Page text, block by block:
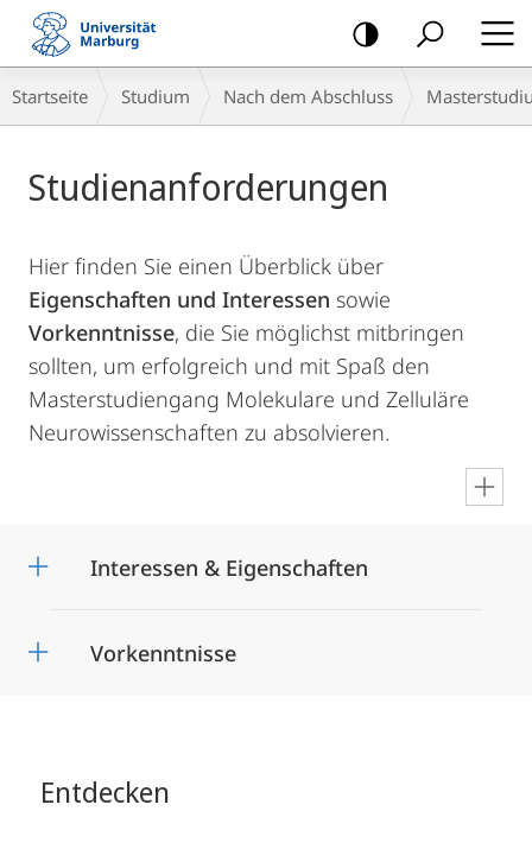
Mobile-
Navigation
Breadcrumb-
Navigation
Startseite Studium Nach dem Abschluss
Studienanforderungen
Hier finden Sie einen Überblick über
Eigenschaften und Interessen sowie
Vorkenntnisse, die Sie möglichst mitbringen
sollten, um erfolgreich und mit Spaß den
Masterstudiengang Molekulare und Zelluläre
Neurowissenschaften zu absolvieren.
Interessen & Eigenschaften
Vorkenntnisse
Entdecken